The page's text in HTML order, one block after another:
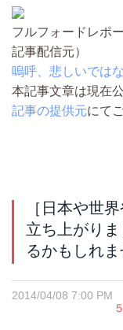
フルフォードレポ
記事配信元）
嗚呼、悲しいでは
本記事文章は現在
記事の提供元にて
［日本や世
立ち上がり
るかもしれま
2014/04/08 7:00 PM